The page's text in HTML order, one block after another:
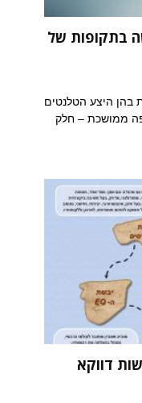
בתקופות של
בהן היצע הטלנטים
ממושכת – חלק
דווקא